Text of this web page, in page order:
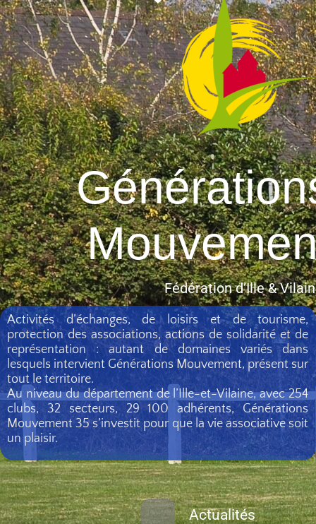
Fédération d’Ille &
Activités d’échanges, de loisirs et de tourisme,
protection des associations, actions de solidarité et de
représentation : autant de domaines variés dans
lesquels intervient Générations Mouvement, présent sur
tout le territoire.
Au niveau du département de l’Ille-et-Vilaine, avec 254
clubs, 32 secteurs, 29 100 adhérents, Générations
Mouvement 35 s’investit pour que la vie associative soit
un plaisir.
Actualités